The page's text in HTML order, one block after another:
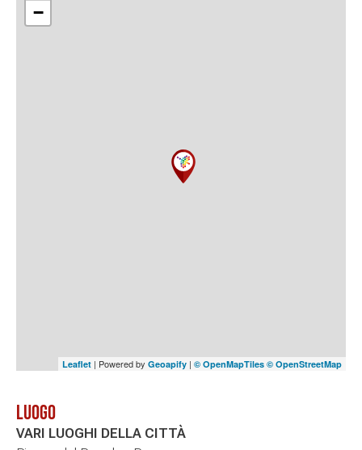
−
Leaflet | Powered by Geoapify | © OpenMapTiles © OpenStreetMap
Luogo
VARI LUOGHI DELLA CITTÀ